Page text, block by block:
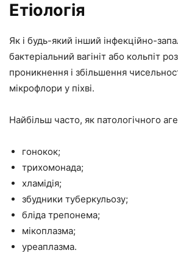
Етіологія
Як і будь-який інший інфекційно-
бактеріальний вагініт або кольпіт
проникнення і збільшення
мікрофлори у піхві.
Найбільш часто, як патологічного
гонокок;
трихомонада;
хламідія;
збудники туберкульозу;
бліда трепонема;
мікоплазма;
уреаплазма.